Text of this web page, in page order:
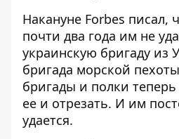
Накануне Forbes писал,
почти два года им не
украинскую бригаду из
бригада морской
бригады и полки теперь
ее и отрезать. И им
удается.